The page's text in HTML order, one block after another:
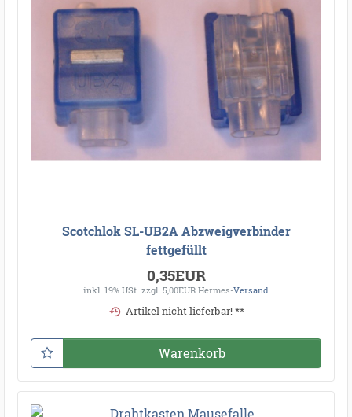
Scotchlok SL-UB2A Abzweigverbinder
fettgefüllt
0,35EUR
inkl. 19% USt. zzgl. 5,00EUR Hermes-Versand
Artikel nicht lieferbar! **
Warenkorb